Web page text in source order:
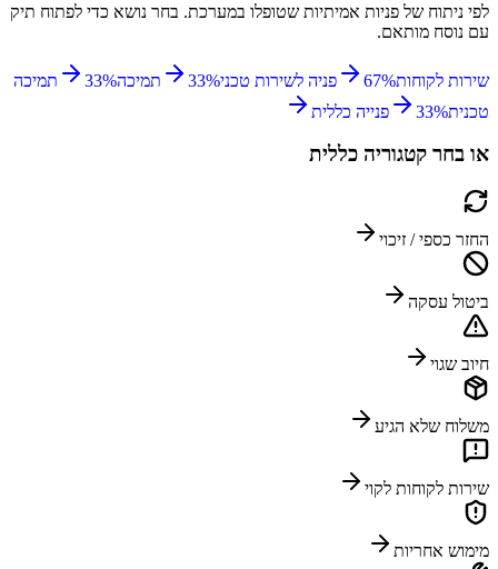
לפי ניתוח של פניות אמיתיות שטופלו במערכת. בחר נושא כדי לפתוח תיק
עם נוסח מותאם.
שירות לקוחות 67% פניה לשירות טכני 33% תמיכה 33%
תמיכה
טכנית
33% פנייה כללית
או בחר קטגוריה כללית
החזר כספי / זיכוי
ביטול עסקה
חיוב שגוי
משלוח שלא הגיע
שירות לקוחות לקוי
מימוש אחריות